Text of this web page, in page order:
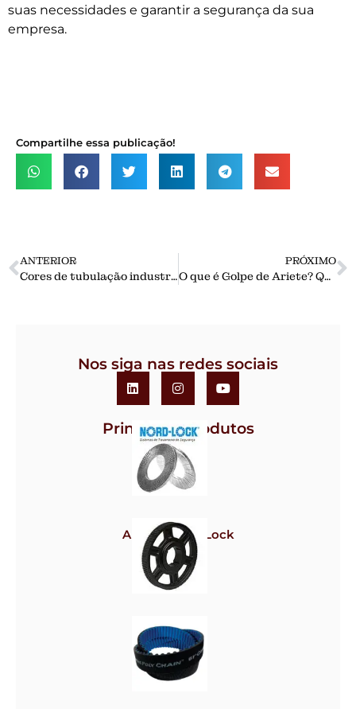
suas necessidades e garantir a segurança da sua
empresa.
Compartilhe essa publicação!
ANTERIOR
Cores de tubulação industrial – Padrão Norma ABNT NBR 6493 – Confira!
PRÓXIMO
O que é Golpe de Ariete? Quais as causas? Como evitar?
Nos siga nas redes sociais
Principais Produtos
Arruela Nord-Lock
Polias